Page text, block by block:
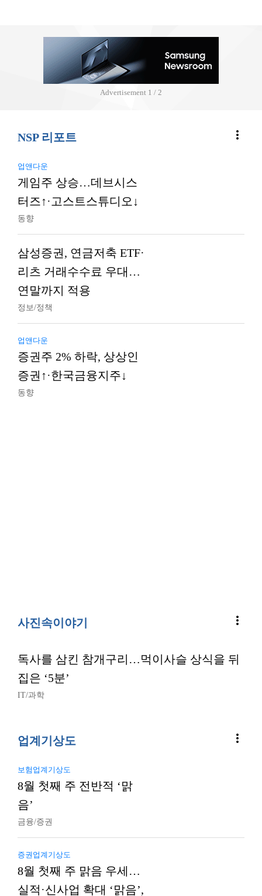
Advertisement 2 / 2
NSP 리포트 more_vert
업앤다운
게임주 상승…데브시스
터즈↑·고스트스튜디오↓
동향
삼성증권, 연금저축 ETF·
리츠 거래수수료 우대…
연말까지 적용
정보/정책
업앤다운
증권주 2% 하락, 상상인
증권↑·한국금융지주↓
동향
사진속이야기 more_vert
독사를 삼킨 참개구리…먹이사슬 상식을 뒤
집은 ‘5분’
IT/과학
업계기상도 more_vert
보험업계기상도
8월 첫째 주 전반적 ‘맑
음’
금융/증권
증권업계기상도
8월 첫째 주 맑음 우세…
실적·신사업 확대 ‘맑음’,